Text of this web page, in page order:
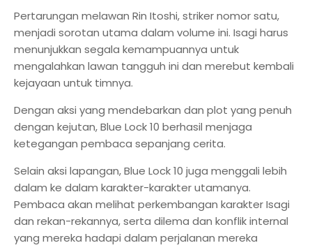
Pertarungan melawan Rin Itoshi, striker nomor satu,
menjadi sorotan utama dalam volume ini. Isagi harus
menunjukkan segala kemampuannya untuk
mengalahkan lawan tangguh ini dan merebut kembali
kejayaan untuk timnya.
Dengan aksi yang mendebarkan dan plot yang penuh
dengan kejutan, Blue Lock 10 berhasil menjaga
ketegangan pembaca sepanjang cerita.
Selain aksi lapangan, Blue Lock 10 juga menggali lebih
dalam ke dalam karakter-karakter utamanya.
Pembaca akan melihat perkembangan karakter Isagi
dan rekan-rekannya, serta dilema dan konflik internal
yang mereka hadapi dalam perjalanan mereka